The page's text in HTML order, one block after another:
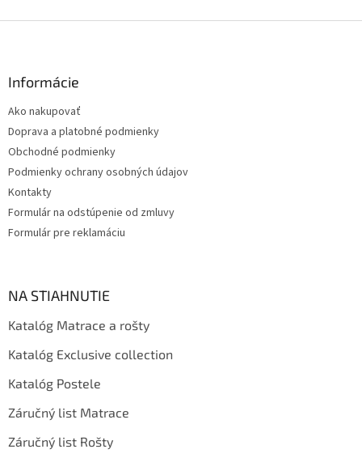
Informácie
Ako nakupovať
Doprava a platobné podmienky
Obchodné podmienky
Podmienky ochrany osobných údajov
Kontakty
Formulár na odstúpenie od zmluvy
Formulár pre reklamáciu
NA STIAHNUTIE
Katalóg Matrace a rošty
Katalóg Exclusive collection
Katalóg Postele
Záručný list Matrace
Záručný list Rošty